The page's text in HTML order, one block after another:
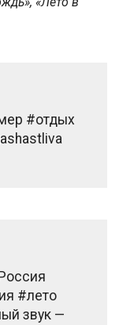
#отдых
#лето
звук —